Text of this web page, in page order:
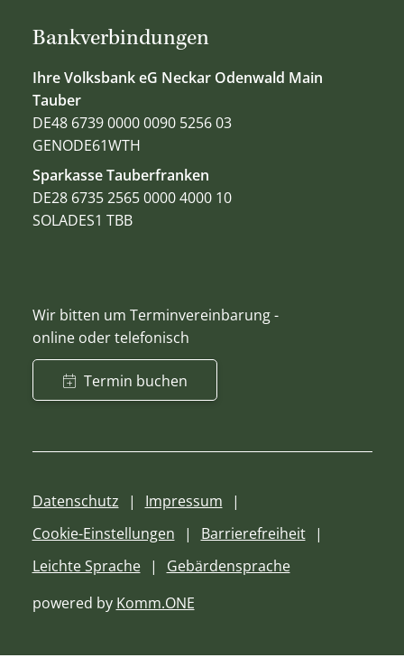
Bankverbindungen
Ihre Volksbank eG Neckar Odenwald Main
Tauber
DE48 6739 0000 0090 5256 03
GENODE61WTH
Sparkasse Tauberfranken
DE28 6735 2565 0000 4000 10
SOLADES1 TBB
Wir bitten um Terminvereinbarung -
online oder telefonisch
Termin buchen
Datenschutz
Impressum
Cookie-Einstellungen
Barrierefreiheit
Leichte Sprache
Gebärdensprache
powered by Komm.ONE